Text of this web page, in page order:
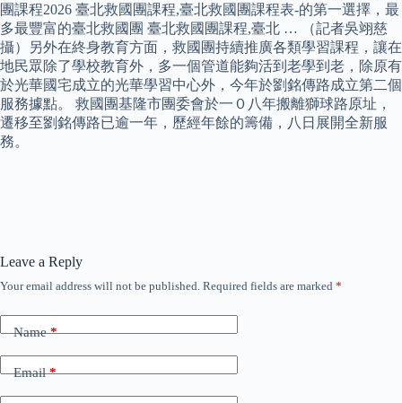
團課程2026 臺北救國團課程,臺北救國團課程表-的第一選擇，最
多最豐富的臺北救國團 臺北救國團課程,臺北 … （記者吳翊慈
攝）另外在終身教育方面，救國團持續推廣各類學習課程，讓在
地民眾除了學校教育外，多一個管道能夠活到老學到老，除原有
於光華國宅成立的光華學習中心外，今年於劉銘傳路成立第二個
服務據點。 救國團基隆市團委會於一０八年搬離獅球路原址，
遷移至劉銘傳路已逾一年，歷經年餘的籌備，八日展開全新服
務。
Leave a Reply
Your email address will not be published. Required fields are marked *
Name*
Email*